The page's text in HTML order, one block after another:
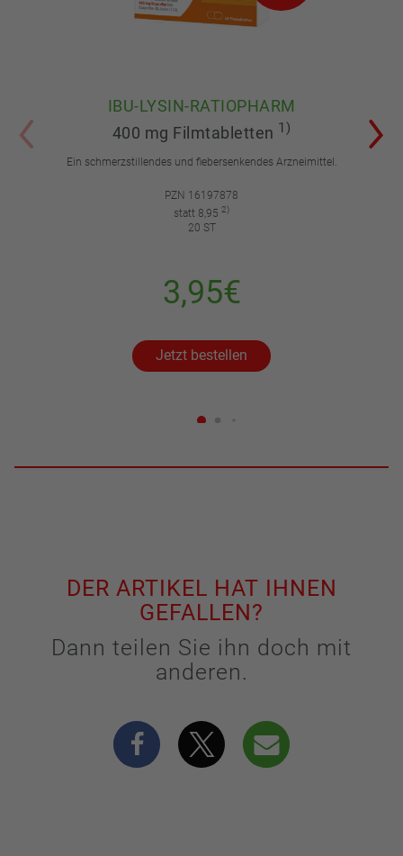
IBU-LYSIN-RATIOPHARM
400 mg Filmtabletten 1)
Ein schmerzstillendes und fiebersenkendes Arzneimittel.
PZN 16197878
statt 8,95 2)
20 ST
3,95€
Jetzt bestellen
DER ARTIKEL HAT IHNEN
GEFALLEN?
Dann teilen Sie ihn doch mit
anderen.